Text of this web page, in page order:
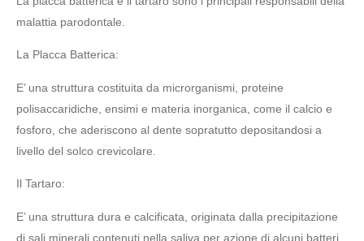
malattia parodontale.
La Placca Batterica:
E’ una struttura costituita da microrganismi, proteine
polisaccaridiche, ensimi e materia inorganica, come il calcio e
fosforo, che aderiscono al dente sopratutto depositandosi a
livello del solco crevicolare.
Il Tartaro:
E’ una struttura dura e calcificata, originata dalla precipitazione
di sali minerali contenuti nella saliva per azione di alcuni batteri.